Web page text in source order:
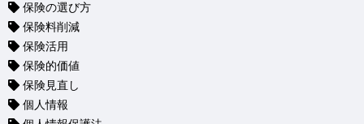
保険の選び方
保険料削減
保険活用
保険的価値
保険見直し
個人情報